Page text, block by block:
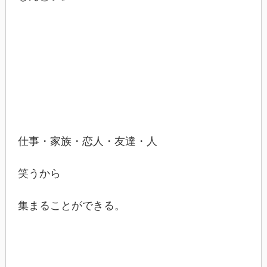
仕事・家族・恋人・友達・人
笑うから
集まることができる。